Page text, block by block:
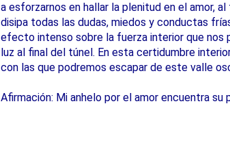
a esforzarnos en hallar la plenitud en el amor,
disipa todas las dudas, miedos y conductas
efecto intenso sobre la fuerza interior que nos
luz al final del túnel. En esta certidumbre
con las que podremos escapar de este valle
Afirmación: Mi anhelo por el amor encuentra su